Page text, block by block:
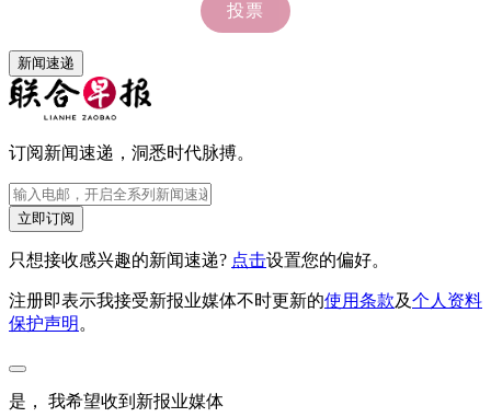
新闻速递
订阅新闻速递，洞悉时代脉搏。
立即订阅
只想接收感兴趣的新闻速递? 点击设置您的偏好。
注册即表示我接受新报业媒体不时更新的使用条款及个人资料
保护声明 。
是， 我希望收到新报业媒体